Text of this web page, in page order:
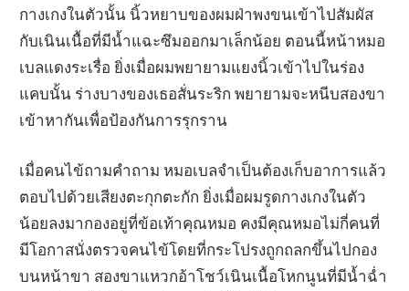
กางเกงในตัวนั้น นิ้วหยาบของผมฝ่าพงขนเข้าไปสัมผัส
กับเนินเนื้อที่มีน้ำแฉะซึมออกมาเล็กน้อย ตอนนี้หน้าหมอ
เบลแดงระเรื่อ ยิ่งเมื่อผมพยายามแยงนิ้วเข้าไปในร่อง
แคบนั้น ร่างบางของเธอสั่นระริก พยายามจะหนีบสองขา
เข้าหากันเพื่อป้องกันการรุกราน
เมื่อคนไข้ถามคำถาม หมอเบลจำเป็นต้องเก็บอาการแล้ว
ตอบไปด้วยเสียงตะกุกตะกัก ยิ่งเมื่อผมรูดกางเกงในตัว
น้อยลงมากองอยู่ที่ข้อเท้าคุณหมอ คงมีคุณหมอไม่กี่คนที่
มีโอกาสนั่งตรวจคนไข้โดยที่กระโปรงถูกถลกขึ้นไปกอง
บนหน้าขา สองขาแหวกอ้าโชว์เนินเนื้อโหกนูนที่มีน้ำฉ่ำ